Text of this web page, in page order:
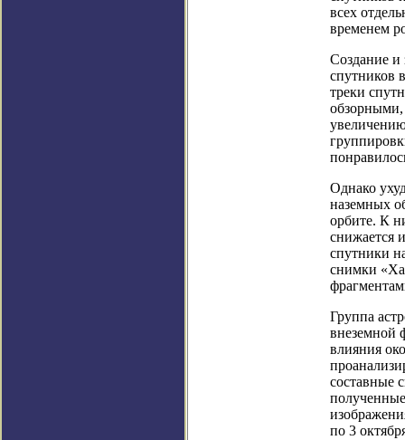
всех
временем
Создание и
спутников
треки
обзорными,
Однако
наземных
орбите. К
снижается
спутники
снимки
Группа
внеземной
влияния
составные
по 3